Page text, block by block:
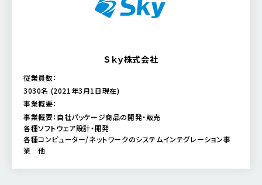
Ｓｋｙ株式会社
従業員数：
3030名 (2021年3月1日現在)
事業概要：
事業概要：自社パッケージ商品の開発・販売
各種ソフトウェア設計・開発
各種コンピューター/ネットワークのシステムインテグレーション事
業 他